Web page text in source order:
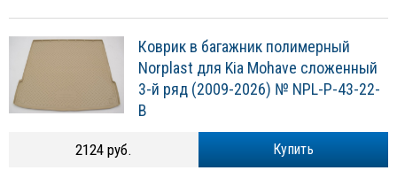
Коврик в багажник полимерный
Norplast для Kia Mohave сложенный
3-й ряд (2009-2026) № NPL-P-43-22-
B
Купить
2124 руб.